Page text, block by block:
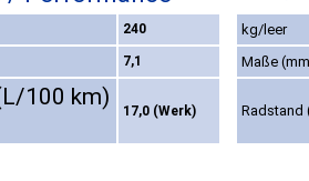
240
kg/leer
7,1 Maße
100 km)
17,0 (Werk) Radstand